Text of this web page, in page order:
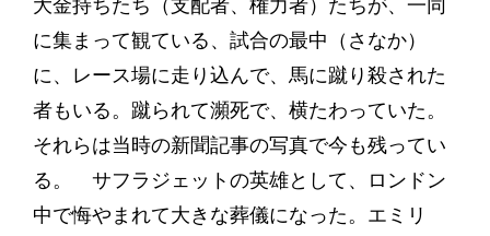
大金持ちたち（支配者、権力者）たちが、一同
に集まって観ている、試合の最中（さなか）
に、レース場に走り込んで、馬に蹴り殺された
者もいる。蹴られて瀕死で、横たわっていた。
それらは当時の新聞記事の写真で今も残ってい
る。 サフラジェットの英雄として、ロンドン
中で悔やまれて大きな葬儀になった。エミリ